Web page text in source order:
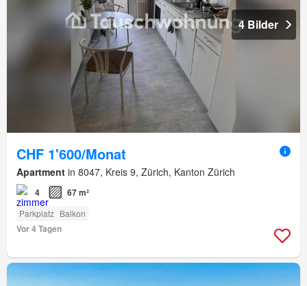
4 Bilder
CHF 1'600/Monat
Apartment in 8047, Kreis 9, Zürich, Kanton Zürich
4 67 m²
Parkplatz Balkon
Vor 4 Tagen